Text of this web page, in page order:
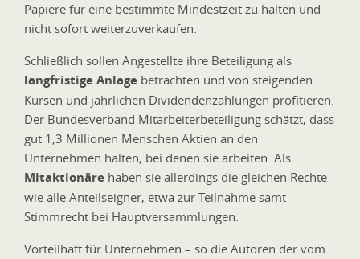
Papiere für eine bestimmte Mindestzeit zu halten und
nicht sofort weiterzuverkaufen.
Schließlich sollen Angestellte ihre Beteiligung als
langfristige Anlage betrachten und von steigenden
Kursen und jährlichen Dividendenzahlungen profitieren.
Der Bundesverband Mitarbeiterbeteiligung schätzt, dass
gut 1,3 Millionen Menschen Aktien an den
Unternehmen halten, bei denen sie arbeiten. Als
Mitaktionäre haben sie allerdings die gleichen Rechte
wie alle Anteilseigner, etwa zur Teilnahme samt
Stimmrecht bei Hauptversammlungen.
Vorteilhaft für Unternehmen – so die Autoren der vom